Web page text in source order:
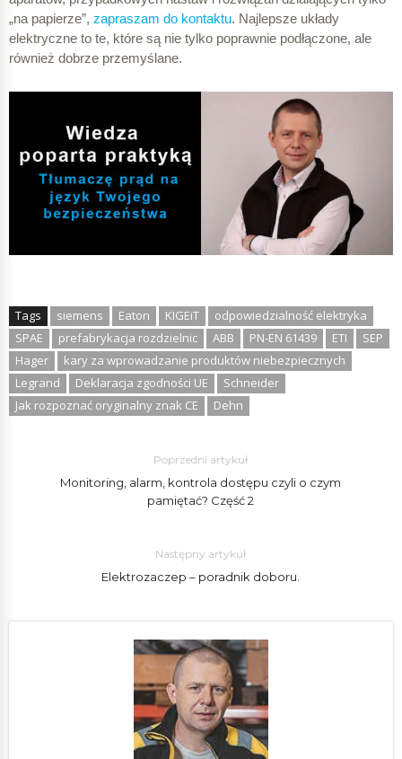
„na papierze”, zapraszam do kontaktu. Najlepsze układy
elektryczne to te, które są nie tylko poprawnie podłączone, ale
również dobrze przemyślane.
Tags siemens Eaton KIGEiT
odpowiedzialność elektryka
SPAE
prefabrykacja rozdzielnic ABB PN-EN 61439 ETI
SEP
Hager
kary za wprowadzanie produktów niebezpiecznych
Legrand
Deklaracja zgodności UE
Schneider
Jak rozpoznać oryginalny znak CE
Dehn
Poprzedni artykuł
Monitoring, alarm, kontrola dostępu czyli o czym
pamiętać? Część 2
Następny artykuł
Elektrozaczep – poradnik doboru.